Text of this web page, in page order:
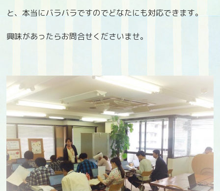
と、本当にバラバラですのでどなたにも対応できます。
興味があったらお問合せくださいませ。